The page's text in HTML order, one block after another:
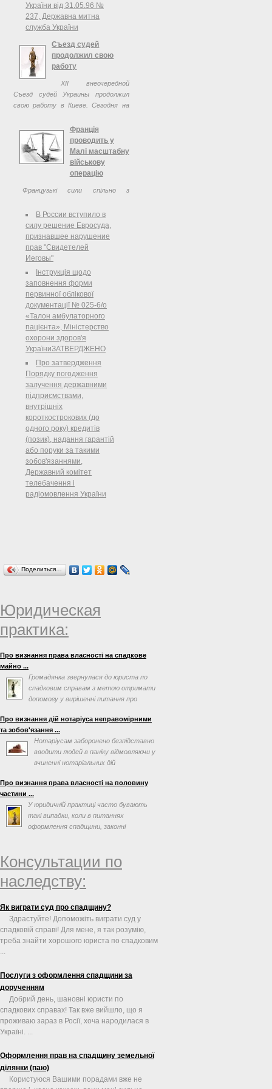
України від 31.05.96 №
237, Державна митна
служба України
Съезд судей
продолжил свою
работу
XII внеочередной
Съезд судей Украины продолжил
свою работу в Киеве. Сегодня на
Франція
проводить у
Малі масштабну
військову
операцію
Французькі сили спільно з
проводять у долині на північ від
міста Гао одну з наймасштабніших
військових операцій зі знищення
ісламістських угруповань під
кодовою назвою ...
В России вступило в
силу решение Евросуда,
признавшее нарушение
прав "Свидетелей
Иеговы"
Інструкція щодо
заповнення форми
первинної облікової
документації № 025-6/о
«Талон амбулаторного
пацієнта», Міністерство
охорони здоров'я
УкраїниЗАТВЕРДЖЕНО
Про затвердження
Порядку погодження
залучення державними
підприємствами,
внутрішніх
короткострокових (до
одного року) кредитів
(позик), надання гарантій
або поруки за такими
зобов'язаннями,
Державний комітет
телебачення і
радіомовлення України
Поделиться…
Юридическая
практика:
Про визнання права власності на спадкове
майно ...
Громадянка звернулася до юриста по
спадковим справам з метою отримати
допомогу у вирішенні питання про
Про визнання дій нотаріуса неправомірними
та зобов'язання ...
Нотаріусам заборонено безпідставно
вводити людей в паніку відмовляючи у
вчиненні нотаріальних дій
Про визнання права власності на половину
частини ...
У юридичній практиці часто бувають
такі випадки, коли в питаннях
оформлення спадщини, законні
Консультации по
наследству:
Як виграти суд про спадщину?
Здрастуйте! Допоможіть виграти суд у
спадковій справі! Для мене, я так розумію,
треба знайти хорошого юриста по спадковим
...
Послуги з оформлення спадщини за
дорученням
Добрий день, шановні юристи по
спадкових справах! Так вже вийшло, що я
проживаю зараз в Росії, хоча народилася в
Україні. ...
Оформлення прав на спадщину земельної
ділянки (паю)
Користуюся Вашими порадами вже не